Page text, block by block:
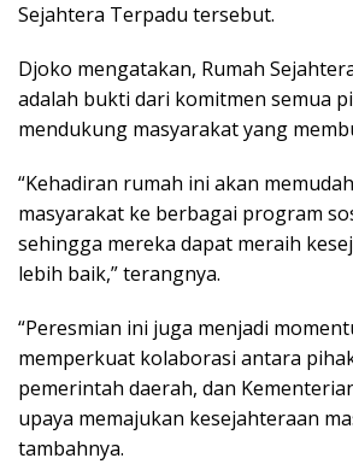
Sejahtera Terpadu tersebut.
Djoko mengatakan, Rumah
adalah bukti dari komitmen semua
mendukung masyarakat yang
“Kehadiran rumah ini akan
masyarakat ke berbagai program
sehingga mereka dapat meraih
lebih baik,” terangnya.
“Peresmian ini juga menjadi
memperkuat kolaborasi antara
pemerintah daerah, dan
upaya memajukan kesejahteraan
tambahnya.